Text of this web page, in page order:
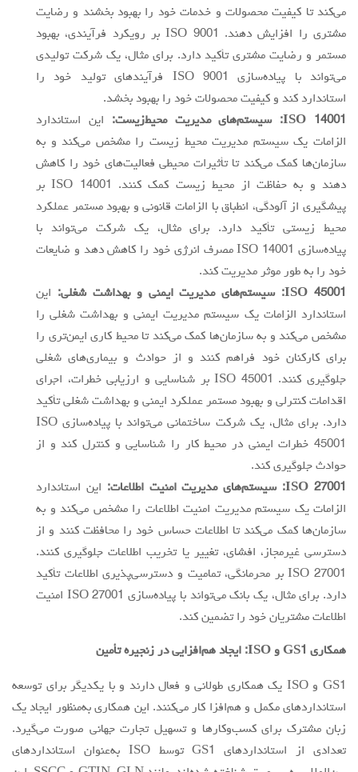
می‌کند تا کیفیت محصولات و خدمات خود را بهبود بخشند و رضایت
مشتری را افزایش دهند. ISO 9001 بر رویکرد فرآیندی، بهبود
مستمر و رضایت مشتری تأکید دارد. برای مثال، یک شرکت تولیدی
می‌تواند با پیاده‌سازی ISO 9001 فرآیندهای تولید خود را
استاندارد کند و کیفیت محصولات خود را بهبود بخشد.
ISO 14001: سیستم‌های مدیریت محیط‌زیست:
این استاندارد
الزامات یک سیستم مدیریت محیط زیست را مشخص می‌کند و به
سازمان‌ها کمک می‌کند تا تأثیرات محیطی فعالیت‌های خود را کاهش
دهند و به حفاظت از محیط زیست کمک کنند. ISO 14001 بر
پیشگیری از آلودگی، انطباق با الزامات قانونی و بهبود مستمر عملکرد
محیط زیستی تأکید دارد. برای مثال، یک شرکت می‌تواند با
پیاده‌سازی ISO 14001 مصرف انرژی خود را کاهش دهد و ضایعات
خود را به طور موثر مدیریت کند.
ISO 45001: سیستم‌های مدیریت ایمنی و بهداشت شغلی:
این
استاندارد الزامات یک سیستم مدیریت ایمنی و بهداشت شغلی را
مشخص می‌کند و به سازمان‌ها کمک می‌کند تا محیط کاری ایمن‌تری را
برای کارکنان خود فراهم کنند و از حوادث و بیماری‌های شغلی
جلوگیری کنند. ISO 45001 بر شناسایی و ارزیابی خطرات، اجرای
اقدامات کنترلی و بهبود مستمر عملکرد ایمنی و بهداشت شغلی تأکید
دارد. برای مثال، یک شرکت ساختمانی می‌تواند با پیاده‌سازی ISO
45001 خطرات ایمنی در محیط کار را شناسایی و کنترل کند و از
حوادث جلوگیری کند.
ISO27001: سیستم‌های مدیریت امنیت اطلاعات:
این استاندارد
الزامات یک سیستم مدیریت امنیت اطلاعات را مشخص می‌کند و به
سازمان‌ها کمک می‌کند تا اطلاعات حساس خود را محافظت کنند و از
دسترسی غیرمجاز، افشای، تغییر یا تخریب اطلاعات جلوگیری کنند.
ISO 27001 بر محرمانگی، تمامیت و دسترسی‌پذیری اطلاعات تأکید
دارد. برای مثال، یک بانک می‌تواند با پیاده‌سازی ISO 27001 امنیت
اطلاعات مشتریان خود را تضمین کند.
همکاری GS1 و ISO: ایجاد هم‌افزایی در زنجیره تأمین
GS1 و ISO یک همکاری طولانی و فعال دارند و با یکدیگر برای توسعه
استانداردهای مکمل و هم‌افزا کار می‌کنند. این همکاری به‌منظور ایجاد یک
زبان مشترک برای کسب‌وکارها و تسهیل تجارت جهانی صورت می‌گیرد.
تعدادی از استانداردهای GS1 توسط ISO به‌عنوان استانداردهای